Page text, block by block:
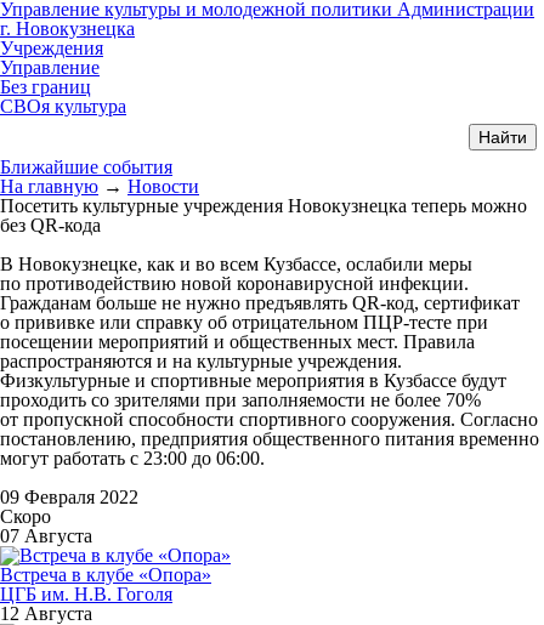
Управление культуры и молодежной политики Администрации
г. Новокузнецка
Учреждения
Управление
Без границ
СВОя культура
Ближайшие события
На главную → Новости
Посетить культурные учреждения Новокузнецка теперь можно
без QR-кода
В Новокузнецке, как и во всем Кузбассе, ослабили меры
по противодействию новой коронавирусной инфекции.
Гражданам больше не нужно предъявлять QR-код, сертификат
о прививке или справку об отрицательном ПЦР-тесте при
посещении мероприятий и общественных мест. Правила
распространяются и на культурные учреждения.
Физкультурные и спортивные мероприятия в Кузбассе будут
проходить со зрителями при заполняемости не более 70%
от пропускной способности спортивного сооружения. Согласно
постановлению, предприятия общественного питания временно
могут работать с 23:00 до 06:00.
09 Февраля 2022
Скоро
07 Августа
Встреча в клубе «Опора»
ЦГБ им. Н.В. Гоголя
12 Августа